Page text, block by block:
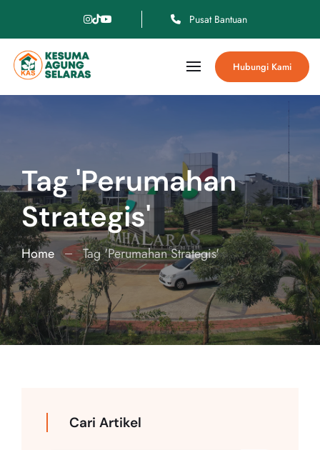
Pusat Bantuan
Hubungi Kami
Tag 'Perumahan
Strategis'
Home Tag 'Perumahan Strategis'
Cari Artikel